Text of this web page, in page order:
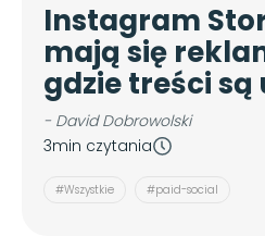
Instagram
mają się
gdzie treści są
- David Dobrowolski
3min czytania
#Wszystkie #paid-social